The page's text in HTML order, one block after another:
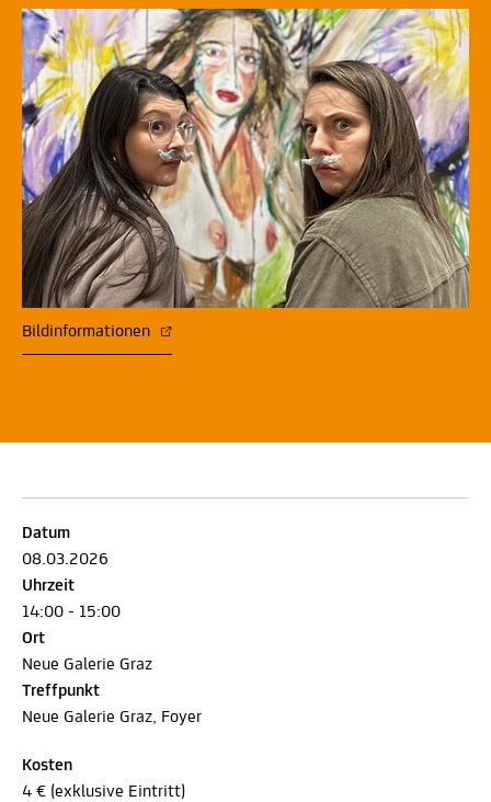
Bildinformationen
Datum
08.03.2026
Uhrzeit
14:00 - 15:00
Ort
Neue Galerie Graz
Treffpunkt
Neue Galerie Graz, Foyer
Kosten
4 € (exklusive Eintritt)